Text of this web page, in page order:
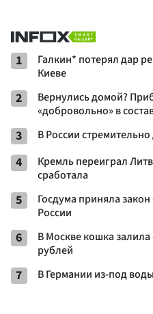
1
Галкин* потерял дар
Киеве
2
Вернулись домой?
«добровольно» в
3 В России
4
Кремль переиграл
сработала
5
Госдума приняла
России
6
В Москве кошка залила
рублей
7 В Германии из-под